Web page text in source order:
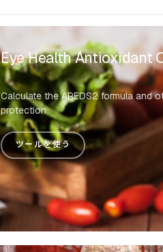
Eye Health Antioxidant
Calculate the AREDS2 formula and
protection
ツールを使う